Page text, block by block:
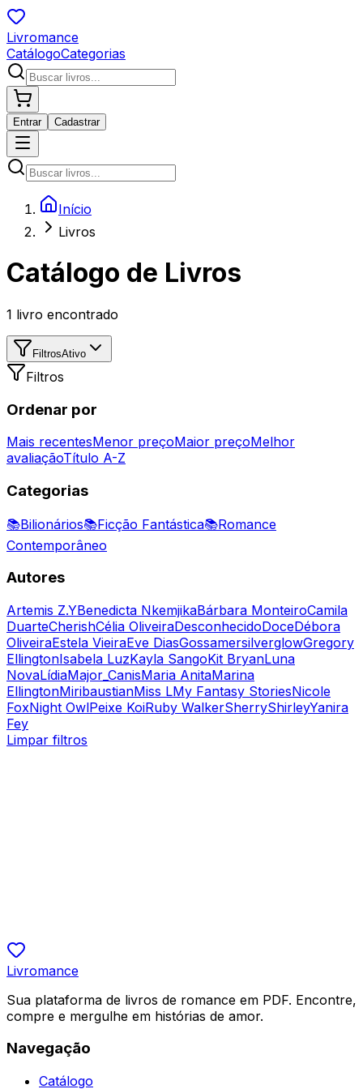
Livromance
CatálogoCategorias
Entrar Cadastrar
Início
Livros
Catálogo de Livros
1 livro encontrado
FiltrosAtivo
Filtros
Ordenar por
Mais recentesMenor preçoMaior preçoMelhor
avaliaçãoTítulo A-Z
Categorias
📚Bilionários📚Ficção Fantástica📚Romance
Contemporâneo
Autores
Artemis Z.YBenedicta NkemjikaBárbara MonteiroCamila
DuarteCherishCélia OliveiraDesconhecidoDoceDébora
OliveiraEstela VieiraEve DiasGossamersilverglowGregory
EllingtonIsabela LuzKayla SangoKit BryanLuna
NovaLídiaMajor_CanisMaria AnitaMarina
EllingtonMiribaustianMiss LMy Fantasy StoriesNicole
FoxNight OwlPeixe KoiRuby WalkerSherryShirleyYanira
Fey
Limpar filtros
Livromance
Sua plataforma de livros de romance em PDF. Encontre,
compre e mergulhe em histórias de amor.
Navegação
Catálogo